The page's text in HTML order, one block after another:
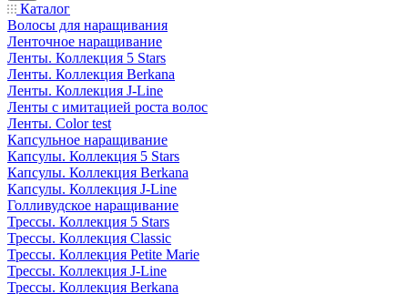
Каталог
Волосы для наращивания
Ленточное наращивание
Ленты. Коллекция 5 Stars
Ленты. Коллекция Berkana
Ленты. Коллекция J-Line
Ленты с имитацией роста волос
Ленты. Color test
Капсульное наращивание
Капсулы. Коллекция 5 Stars
Капсулы. Коллекция Berkana
Капсулы. Коллекция J-Line
Голливудское наращивание
Трессы. Коллекция 5 Stars
Трессы. Коллекция Classic
Трессы. Коллекция Petite Marie
Трессы. Коллекция J-Line
Трессы. Коллекция Berkana